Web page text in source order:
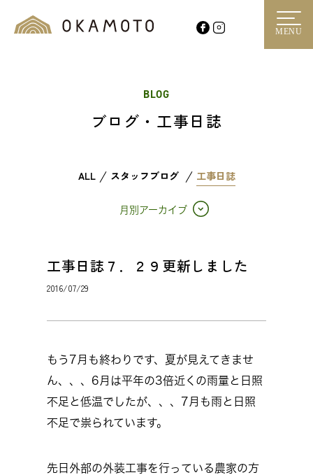
MENU
BLOG
ブログ・工事日誌
ALL スタッフブログ 工事日誌
月別アーカイブ
工事日誌７．２９更新しました
2016/07/29
もう7月も終わりです、夏が見えてきませ
ん、、、6月は平年の3倍近くの雨量と日照
不足と低温でしたが、、、7月も雨と日照
不足で祟られています。
先日外部の外装工事を行っている農家の方